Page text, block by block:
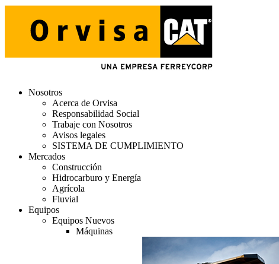
Nosotros
Acerca de Orvisa
Responsabilidad Social
Trabaje con Nosotros
Avisos legales
SISTEMA DE CUMPLIMIENTO
Mercados
Construcción
Hidrocarburo y Energía
Agrícola
Fluvial
Equipos
Equipos Nuevos
Máquinas